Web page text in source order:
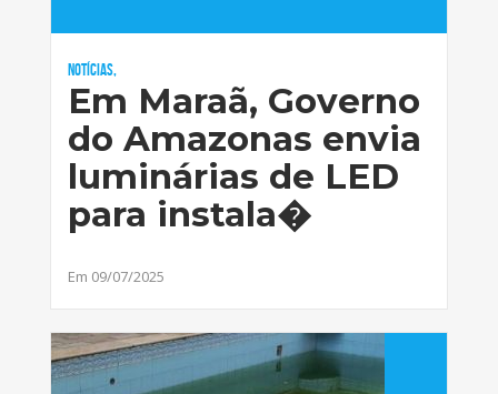
Notícias,
Em Maraã, Governo
do Amazonas envia
luminárias de LED
para instala�
Em 09/07/2025